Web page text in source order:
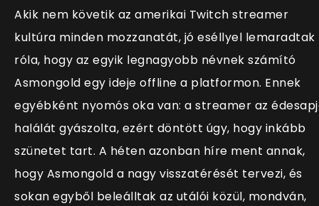
Akik nem követik az amerikai Twitch streamer
kultúra minden mozzanatát, jó eséllyel lemaradtak
róla, hogy az egyik legnagyobb névnek számító
Asmongold egy ideje offline a platformon. Ennek
egyébként nyomós oka van: a streamer az
halálát gyászolta, ezért döntött úgy, hogy inkább
szünetet tart. A héten azonban híre ment annak,
hogy Asmongold a nagy visszatérését tervezi, és
sokan egyből beleálltak az utálói közül, mondván,